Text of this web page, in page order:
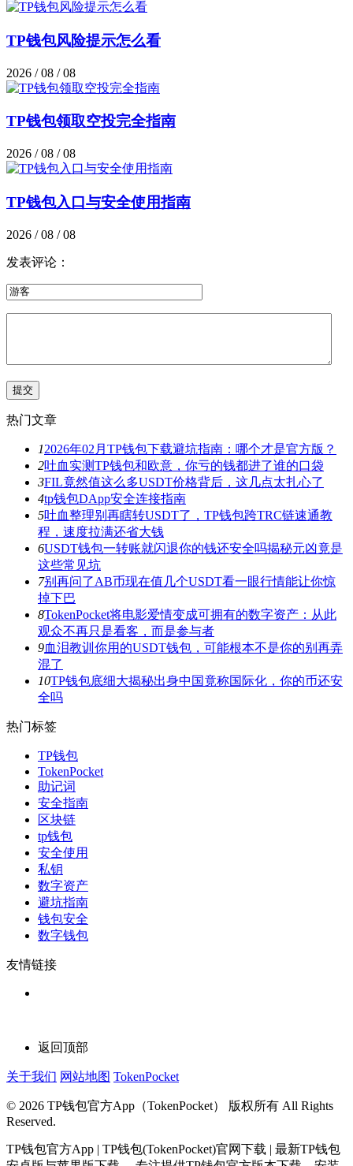
TP钱包风险提示怎么看
2026 / 08 / 08
TP钱包领取空投完全指南
2026 / 08 / 08
TP钱包入口与安全使用指南
2026 / 08 / 08
发表评论：
热门文章
12026年02月TP钱包下载避坑指南：哪个才是官方版？
2吐血实测TP钱包和欧意，你亏的钱都进了谁的口袋
3FIL竟然值这么多USDT价格背后，这几点太扎心了
4tp钱包DApp安全连接指南
5吐血整理别再瞎转USDT了，TP钱包跨TRC链速通教
程，速度拉满还省大钱
6USDT钱包一转账就闪退你的钱还安全吗揭秘元凶竟是
这些常见坑
7别再问了AB币现在值几个USDT看一眼行情能让你惊
掉下巴
8TokenPocket将电影爱情变成可拥有的数字资产：从此
观众不再只是看客，而是参与者
9血泪教训你用的USDT钱包，可能根本不是你的别再弄
混了
10TP钱包底细大揭秘出身中国竟称国际化，你的币还安
全吗
热门标签
TP钱包
TokenPocket
助记词
安全指南
区块链
tp钱包
安全使用
私钥
数字资产
避坑指南
钱包安全
数字钱包
友情链接
返回顶部
关于我们 网站地图 TokenPocket
© 2026 TP钱包官方App（TokenPocket） 版权所有 All Rights
Reserved.
TP钱包官方App | TP钱包(TokenPocket)官网下载 | 最新TP钱包